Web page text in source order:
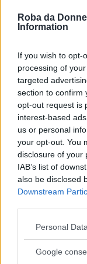
Roba da
Information
If you wish to opt-
processing of
targeted
section to confirm
opt-out request is
interest-based
us or personal
your opt-out. You
disclosure of your
IAB’s list of
also be disclosed
Downstream
Please note that
not limited to
Personal
Google
tutti i corpi,
taglia, etnia,
bambini, ma
spesso
che sono
per invitarli a